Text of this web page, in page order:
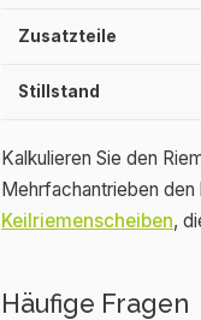
Zusatzteile
Stillstand
Kalkulieren Sie den
Mehrfachantrieben
Keilriemenscheiben,
Häufige Fragen